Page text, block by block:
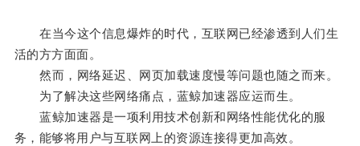
在当今这个信息爆炸的时代，互联网已经渗透到人们生
活的方方面面。
然而，网络延迟、网页加载速度慢等问题也随之而来。
为了解决这些网络痛点，蓝鲸加速器应运而生。
蓝鲸加速器是一项利用技术创新和网络性能优化的服
务，能够将用户与互联网上的资源连接得更加高效。